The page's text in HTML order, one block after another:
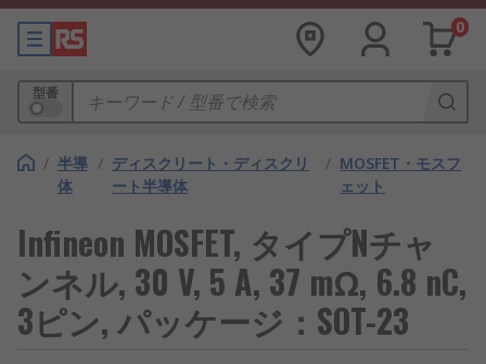
0
型番
/ 半導
体
/ ディスクリート・ディスクリ
ート半導体
/ MOSFET・モスフ
ェット
Infineon MOSFET, タイプNチャ
ンネル, 30 V, 5 A, 37 mΩ, 6.8 nC,
3ピン, パッケージ：SOT-23